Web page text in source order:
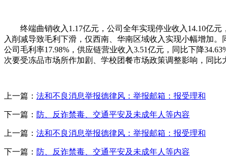
终端曲销收入1.17亿元，公司全年实现停业收入14.10亿元
入削减导致毛利下滑，仅西南、华南区域收入实现小幅增加。
公司毛利率17.98%，供应链营业收入3.51亿元，同比下降
次要受冻品市场所作加剧、学校团餐市场政策调整影响，同
上一篇： 法和不良消息举报德律风：举报邮箱：报受理和
下一篇： 防、反诈禁毒、交通平安及未成年人等内容
上一篇： 法和不良消息举报德律风：举报邮箱：报受理和
下一篇： 防、反诈禁毒、交通平安及未成年人等内容